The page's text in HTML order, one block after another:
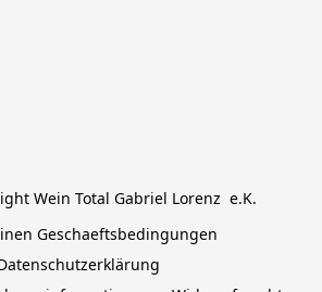
Wein Total Gabriel Lorenz  e.K.
Geschaeftsbedingungen